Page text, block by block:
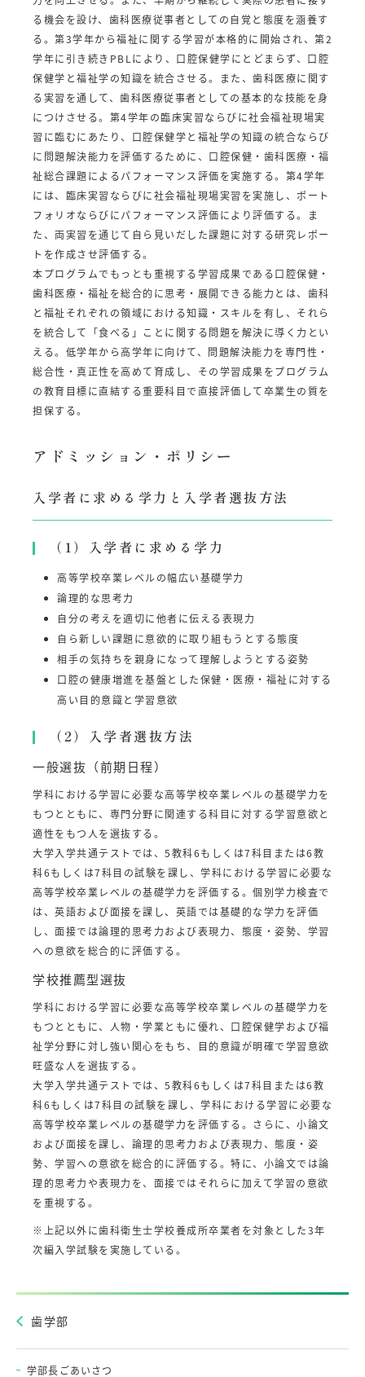
る機会を設け、歯科医療従事者としての自覚と態度を涵養す
る。第3学年から福祉に関する学習が本格的に開始され、第2
学年に引き続きPBLにより、口腔保健学にとどまらず、口腔
保健学と福祉学の知識を統合させる。また、歯科医療に関す
る実習を通して、歯科医療従事者としての基本的な技能を身
につけさせる。第4学年の臨床実習ならびに社会福祉現場実
習に臨むにあたり、口腔保健学と福祉学の知識の統合ならび
に問題解決能力を評価するために、口腔保健・歯科医療・福
祉総合課題によるパフォーマンス評価を実施する。第4学年
には、臨床実習ならびに社会福祉現場実習を実施し、ポート
フォリオならびにパフォーマンス評価により評価する。ま
た、両実習を通じて自ら見いだした課題に対する研究レポー
トを作成させ評価する。
本プログラムでもっとも重視する学習成果である口腔保健・
歯科医療・福祉を総合的に思考・展開できる能力とは、歯科
と福祉それぞれの領域における知識・スキルを有し、それら
を統合して「食べる」ことに関する問題を解決に導く力とい
える。低学年から高学年に向けて、問題解決能力を専門性・
総合性・真正性を高めて育成し、その学習成果をプログラム
の教育目標に直結する重要科目で直接評価して卒業生の質を
担保する。
アドミッション・ポリシー
入学者に求める学力と入学者選抜方法
（1）入学者に求める学力
高等学校卒業レベルの幅広い基礎学力
論理的な思考力
自分の考えを適切に他者に伝える表現力
自ら新しい課題に意欲的に取り組もうとする態度
相手の気持ちを親身になって理解しようとする姿勢
口腔の健康増進を基盤とした保健・医療・福祉に対する
高い目的意識と学習意欲
（2）入学者選抜方法
一般選抜（前期日程）
学科における学習に必要な高等学校卒業レベルの基礎学力を
もつとともに、専門分野に関連する科目に対する学習意欲と
適性をもつ人を選抜する。
大学入学共通テストでは、5教科6もしくは7科目または6教
科6もしくは7科目の試験を課し、学科における学習に必要な
高等学校卒業レベルの基礎学力を評価する。個別学力検査で
は、英語および面接を課し、英語では基礎的な学力を評価
し、面接では論理的思考力および表現力、態度・姿勢、学習
への意欲を総合的に評価する。
学校推薦型選抜
学科における学習に必要な高等学校卒業レベルの基礎学力を
もつとともに、人物・学業ともに優れ、口腔保健学および福
祉学分野に対し強い関心をもち、目的意識が明確で学習意欲
旺盛な人を選抜する。
大学入学共通テストでは、5教科6もしくは7科目または6教
科6もしくは7科目の試験を課し、学科における学習に必要な
高等学校卒業レベルの基礎学力を評価する。さらに、小論文
および面接を課し、論理的思考力および表現力、態度・姿
勢、学習への意欲を総合的に評価する。特に、小論文では論
理的思考力や表現力を、面接ではそれらに加えて学習の意欲
を重視する。
※上記以外に歯科衛生士学校養成所卒業者を対象とした3年
次編入学試験を実施している。
歯学部
学部長ごあいさつ